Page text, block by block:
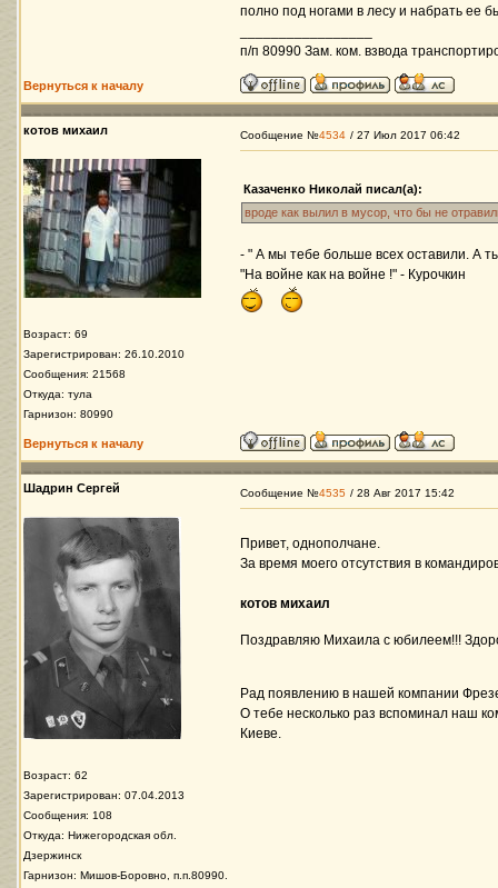
полно под ногами в лесу и набрать ее
п/п 80990 Зам. ком. взвода
Вернуться к началу
котов михаил
Возраст: 69
Зарегистрирован: 26.10.2010
Сообщения: 21568
Откуда: тула
Гарнизон: 80990
Сообщение №4534 / 27 Июл 2017 06:42
Казаченко Николай писал(а):
вроде как вылил в мусор, что бы не
- " А мы тебе больше всех оставили. А
"На войне как на войне !" - Курочкин
Вернуться к началу
Шадрин Сергей
Возраст: 62
Зарегистрирован: 07.04.2013
Сообщения: 108
Откуда: Нижегородская обл.
Дзержинск
Гарнизон: Мишов-Боровно, п.п.80990.
Сообщение №4535 / 28 Авг 2017 15:42
Привет, однополчане.
За время моего отсутствия в
котов михаил
Поздравляю Михаила с юбилеем!!!
Рад появлению в нашей компании
О тебе несколько раз вспоминал наш
Киеве.